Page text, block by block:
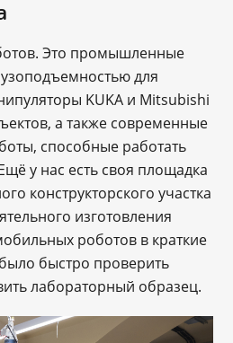
Это промышленные
для
KUKA и Mitsubishi
а также современные
способные работать
у нас есть своя площадка
конструкторского участка
изготовления
роботов в краткие
быстро проверить
лабораторный образец.